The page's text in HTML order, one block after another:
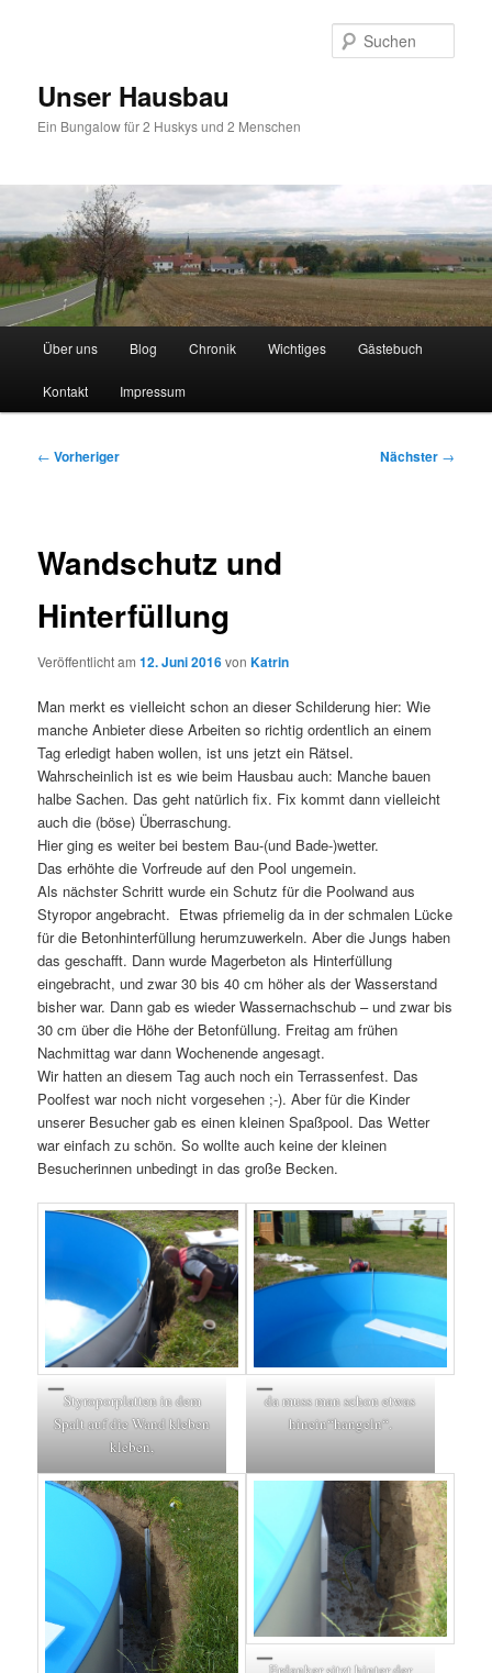
Unser Hausbau
Ein Bungalow für 2 Huskys und 2 Menschen
HauptmenüÜber uns Blog Chronik Wichtiges Gästebuch
Kontakt Impressum
Beitragsnavigation
← Vorheriger Nächster →
Wandschutz und
Hinterfüllung
Veröffentlicht am12. Juni 2016vonKatrin
Man merkt es vielleicht schon an dieser Schilderung hier: Wie
manche Anbieter diese Arbeiten so richtig ordentlich an einem
Tag erledigt haben wollen, ist uns jetzt ein Rätsel.
Wahrscheinlich ist es wie beim Hausbau auch: Manche bauen
halbe Sachen. Das geht natürlich fix. Fix kommt dann vielleicht
auch die (böse) Überraschung.
Hier ging es weiter bei bestem Bau-(und Bade-)wetter.
Das erhöhte die Vorfreude auf den Pool ungemein.
Als nächster Schritt wurde ein Schutz für die Poolwand aus
Styropor angebracht. Etwas pfriemelig da in der schmalen Lücke
für die Betonhinterfüllung herumzuwerkeln. Aber die Jungs haben
das geschafft. Dann wurde Magerbeton als Hinterfüllung
eingebracht, und zwar 30 bis 40 cm höher als der Wasserstand
bisher war. Dann gab es wieder Wassernachschub – und zwar bis
30 cm über die Höhe der Betonfüllung. Freitag am frühen
Nachmittag war dann Wochenende angesagt.
Wir hatten an diesem Tag auch noch ein Terrassenfest. Das
Poolfest war noch nicht vorgesehen ;-). Aber für die Kinder
unserer Besucher gab es einen kleinen Spaßpool. Das Wetter
war einfach zu schön. So wollte auch keine der kleinen
Besucherinnen unbedingt in das große Becken.
Styroporplatten in dem
Spalt auf die Wand kleben
kleben,
da muss man schon etwas
hinein“hangeln“.